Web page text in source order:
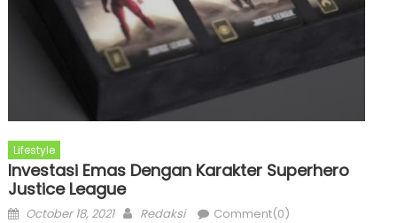
Lifestyle
Investasi Emas Dengan Karakter Superhero
Justice League
Posted
October 18, 2021 Author
Redaksi Comment(0)